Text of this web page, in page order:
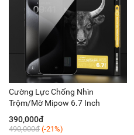
Cường Lực Chống Nhìn
Trộm/Mờ Mipow 6.7 Inch
390,000đ
490,000đ (-21%)